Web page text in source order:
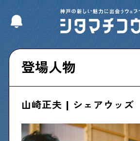
Select Language ▼
Shitamachi NUDIE
登場人物
山崎正夫 | シェアウッズ